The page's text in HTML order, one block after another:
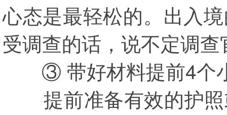
心态是最轻松的。出入
受调查的话，说不定调
③ 带好材料提前4个
提前准备有效的护照